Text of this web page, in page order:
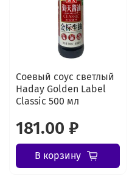
Соевый соус светлый
Haday Golden Label
Classic 500 мл
181.00 ₽
В корзину